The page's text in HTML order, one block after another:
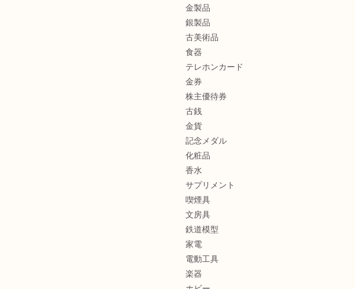
金製品
銀製品
古美術品
食器
テレホンカード
金券
株主優待券
古銭
金貨
記念メダル
化粧品
香水
サプリメント
喫煙具
文房具
鉄道模型
家電
電動工具
楽器